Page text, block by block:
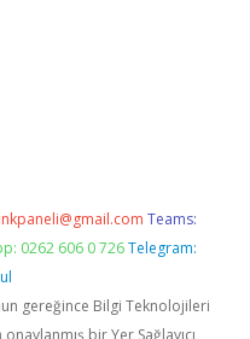
Teams:
0262 606 0 726 Telegram:
gereğince Bilgi Teknolojileri
bir Yer Sağlayıcı